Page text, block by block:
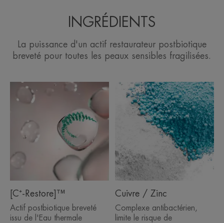
INGRÉDIENTS
La puissance d'un actif restaurateur postbiotique
breveté pour toutes les peaux sensibles fragilisées.
[C⁺-Restore]™
Actif postbiotique breveté
issu de l'Eau thermale
Cuivre / Zinc
Complexe antibactérien,
limite le risque de